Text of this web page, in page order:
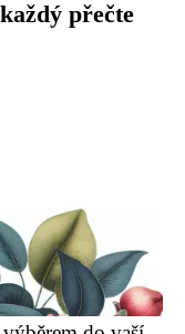
přečte